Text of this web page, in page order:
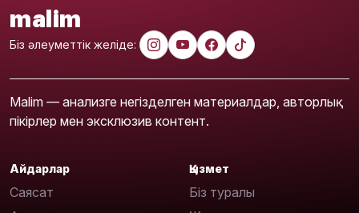
malim
Біз әлеуметтік желіде:
Malim — анализге негізделген материалдар, авторлық
пікірлер мен эксклюзив контент.
Айдарлар
Саясат
Қызмет
Біз туралы